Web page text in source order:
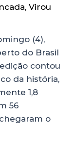
, Virou
(4),
do Brasil
contou
da história,
1,8
56
o